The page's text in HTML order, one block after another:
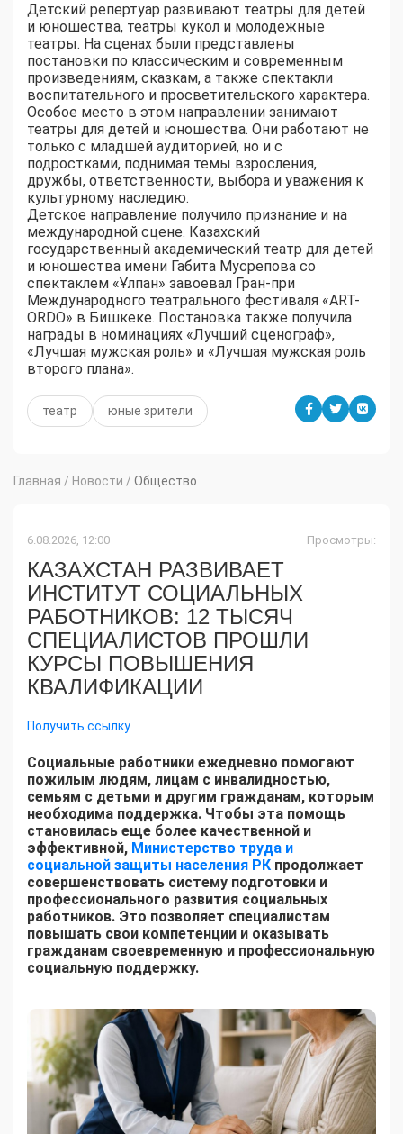
Детский репертуар развивают театры для детей
и юношества, театры кукол и молодежные
театры. На сценах были представлены
постановки по классическим и современным
произведениям, сказкам, а также спектакли
воспитательного и просветительского характера.
Особое место в этом направлении занимают
театры для детей и юношества. Они работают не
только с младшей аудиторией, но и с
подростками, поднимая темы взросления,
дружбы, ответственности, выбора и уважения к
культурному наследию.
Детское направление получило признание и на
международной сцене. Казахский
государственный академический театр для детей
и юношества имени Габита Мусрепова со
спектаклем «Ұлпан» завоевал Гран-при
Международного театрального фестиваля «ART-
ORDO» в Бишкеке. Постановка также получила
награды в номинациях «Лучший сценограф»,
«Лучшая мужская роль» и «Лучшая мужская роль
второго плана».
театр юные зрители
Главная / Новости / Общество
6.08.2026, 12:00 Просмотры:
КАЗАХСТАН РАЗВИВАЕТ
ИНСТИТУТ СОЦИАЛЬНЫХ
РАБОТНИКОВ: 12 ТЫСЯЧ
СПЕЦИАЛИСТОВ ПРОШЛИ
КУРСЫ ПОВЫШЕНИЯ
КВАЛИФИКАЦИИ
Получить ссылку
Социальные работники ежедневно помогают
пожилым людям, лицам с инвалидностью,
семьям с детьми и другим гражданам, которым
необходима поддержка. Чтобы эта помощь
становилась еще более качественной и
эффективной, Министерство труда и
социальной защиты населения РК продолжает
совершенствовать систему подготовки и
профессионального развития социальных
работников. Это позволяет специалистам
повышать свои компетенции и оказывать
гражданам своевременную и профессиональную
социальную поддержку.